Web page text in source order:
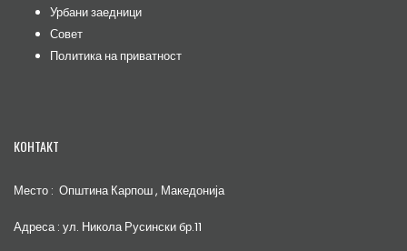
Урбани заедници
Совет
Политика на приватност
КОНТАКТ
Место : Општина Карпош , Македонија
Адреса : ул. Никола Русински бр.11